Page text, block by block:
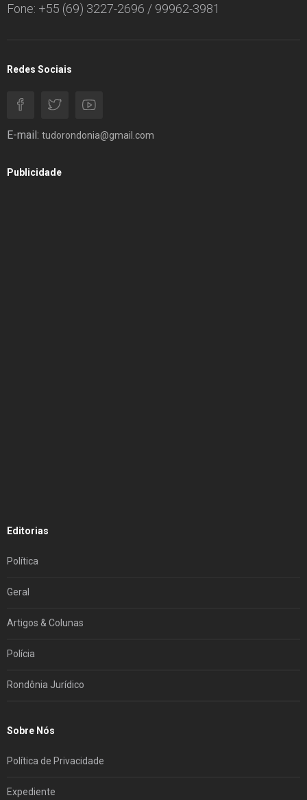
Fone: +55 (69) 3227-2696 / 99962-3981
Redes Sociais
E-mail: tudorondonia@gmail.com
Publicidade
Editorias
Política
Geral
Artigos & Colunas
Polícia
Rondônia Jurídico
Sobre Nós
Política de Privacidade
Expediente